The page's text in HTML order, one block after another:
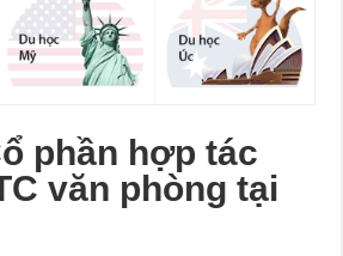
phần hợp tác
văn phòng tại